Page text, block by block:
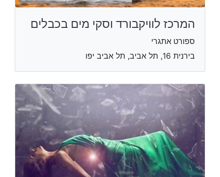
המרכז לוויקבורד וסקי מים בכבלים
ספורט אתגרי
בירנית 16, תל אביב, תל אביב יפו